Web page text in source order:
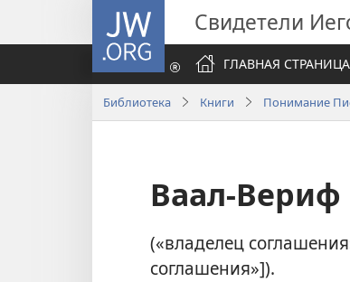
JW.ORG Свидетели
ГЛАВНАЯ СТРАНИЦА
Библиотека Книги Понимание
Ваал-Вериф
(«владелец
соглашения»]).